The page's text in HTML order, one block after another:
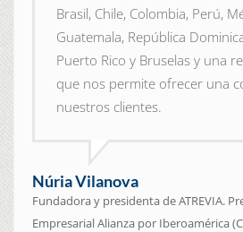
Brasil, Chile, Colombia, Perú,
Guatemala, República
Puerto Rico y Bruselas y una
que nos permite ofrecer una
nuestros clientes.
Núria Vilanova
Fundadora y presidenta de ATREVIA.
Empresarial Alianza por Iberoamérica